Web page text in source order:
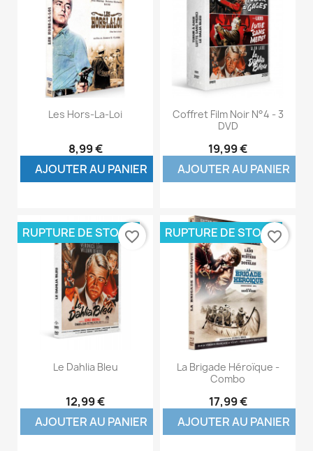
Les Hors-La-Loi
8,99 €
AJOUTER AU PANIER
Coffret Film Noir N°4 - 3
DVD
19,99 €
AJOUTER AU PANIER
Le Dahlia Bleu
12,99 €
AJOUTER AU PANIER
RUPTURE DE STOCK
favorite_border
La Brigade Héroïque -
Combo
17,99 €
AJOUTER AU PANIER
RUPTURE DE STOCK
favorite_border